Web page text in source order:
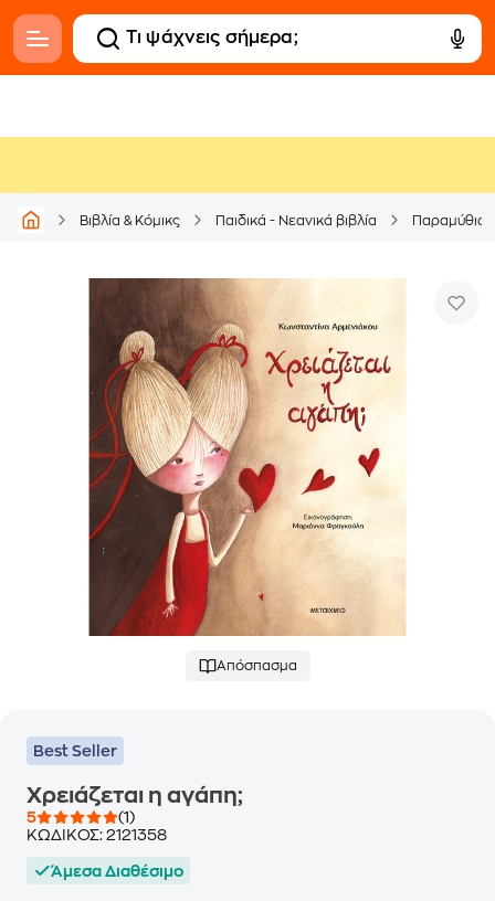
Βιβλία & Κόμικς Παιδικά - Νεανικά βιβλία Παραμύθια
Απόσπασμα
Best Seller
Χρειάζεται η αγάπη;
5
(1)
ΚΩΔΙΚΟΣ: 2121358
Άμεσα Διαθέσιμο